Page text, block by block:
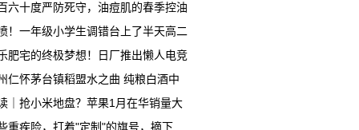
六十度严防死守，油痘肌的春季控油
！一年级小学生调错台上了半天高二
肥宅的终极梦想！日厂推出懒人电竞
仁怀茅台镇稻盟水之曲 纯粮白酒中
｜抢小米地盘？苹果1月在华销量大
重疾险，打着"定制"的旗号，摘下